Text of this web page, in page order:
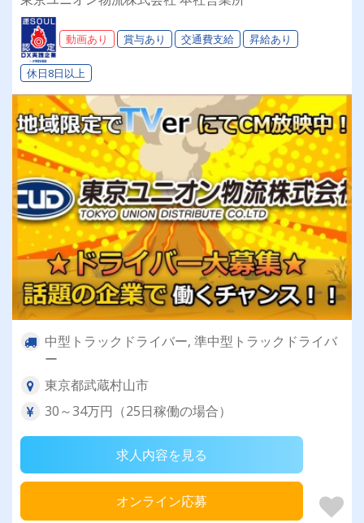
間休日113日以上】連休もあり◎プライベート充
実可◎「安心・安全」で働く。東京ユニオン物流
でドライバーライフを送りませんか？
動画あり 賞与あり 交通費支給 昇給あり
休日8日以上
中型トラックドライバー, 準中型トラックドライバ
ー
東京都武蔵村山市
30～34万円（25日稼働の場合）
求人内容を見る
オンライン応募